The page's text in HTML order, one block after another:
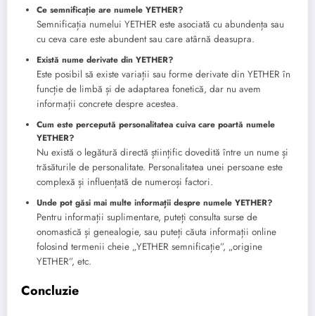
Ce semnificație are numele YETHER?
Semnificația numelui YETHER este asociată cu abundența sau
cu ceva care este abundent sau care atârnă deasupra.
Există nume derivate din YETHER?
Este posibil să existe variații sau forme derivate din YETHER în
funcție de limbă și de adaptarea fonetică, dar nu avem
informații concrete despre acestea.
Cum este percepută personalitatea cuiva care poartă numele
YETHER?
Nu există o legătură directă științific dovedită între un nume și
trăsăturile de personalitate. Personalitatea unei persoane este
complexă și influențată de numeroși factori.
Unde pot găsi mai multe informații despre numele YETHER?
Pentru informații suplimentare, puteți consulta surse de
onomastică și genealogie, sau puteți căuta informații online
folosind termenii cheie „YETHER semnificație”, „origine
YETHER”, etc.
Concluzie